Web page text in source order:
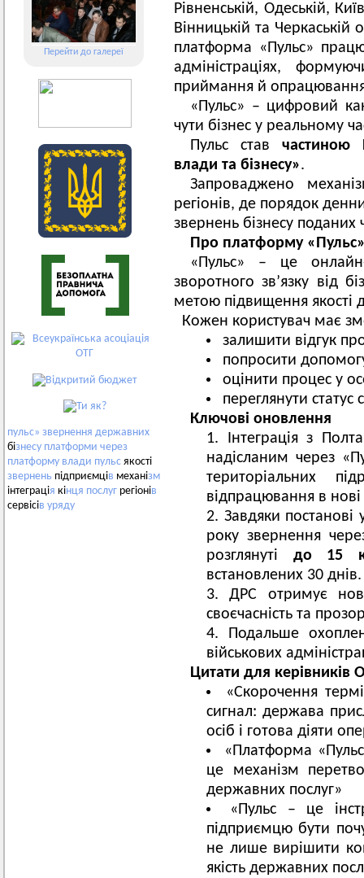
Перейти до галереї
пульс» звернення державних
бізнесу платформи через
платформу влади пульс якості
звернень підприємців механізм
інтеграція кінця послуг регіонів
сервісів уряду
Рівненській, Одеській,
Вінницькій та
платформа «Пульс»
адміністраціях,
приймання й опрацювання
«Пульс» – цифровий
чути бізнес у реальному
Пульс став частиною
влади та бізнесу».
Запроваджено
регіонів, де порядок
звернень бізнесу
Про платформу
«Пульс» – це
зворотного зв’язку від
метою підвищення якості
Кожен користувач має
залишити відгук
попросити
оцінити процес у
переглянути
Ключові оновлення
Інтеграція з
надісланим через
територіальних
відпрацювання в нові
Завдяки постанові
року звернення
розглянуті до 15
встановлених 30 днів.
ДРС отримує
своєчасність та
Подальше
військових
Цитати для керівників
«Скорочення
сигнал: держава
осіб і готова діяти
«Платформа
це механізм
державних послуг»
«Пульс – це
підприємцю бути
не лише вирішити
якість державних